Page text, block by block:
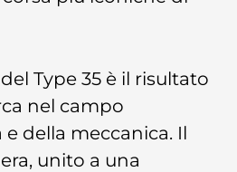
Type 35 è il risultato
nel campo
della meccanica. Il
unito a una